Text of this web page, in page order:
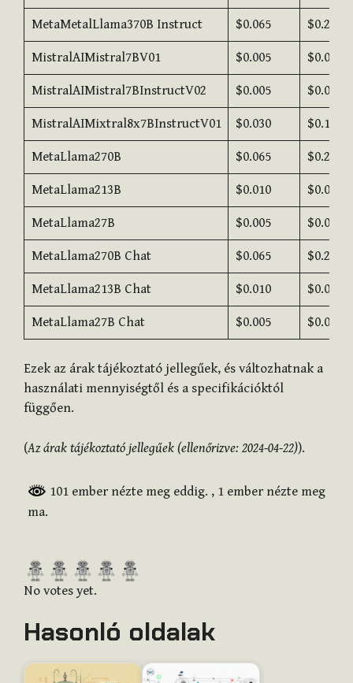
MetaMetalLlama370B Instruct $0.065 $0.275
MistralAIMistral7BV01 $0.005 $0.025
MistralAIMistral7BInstructV02 $0.005 $0.025
MistralAIMixtral8x7BInstructV01 $0.030 $0.100
MetaLlama270B $0.065 $0.275
MetaLlama213B $0.010 $0.050
MetaLlama27B $0.005 $0.025
MetaLlama270B Chat $0.065 $0.275
MetaLlama213B Chat $0.010 $0.050
MetaLlama27B Chat $0.005 $0.025
Ezek az árak tájékoztató jellegűek, és változhatnak a
használati mennyiségtől és a specifikációktól
függően.
(Az árak tájékoztató jellegűek (ellenőrizve: 2024-04-22)).
101 ember nézte meg eddig. , 1 ember nézte meg
ma.
R
a
e
h
No votes yet.
Hasonló oldalak